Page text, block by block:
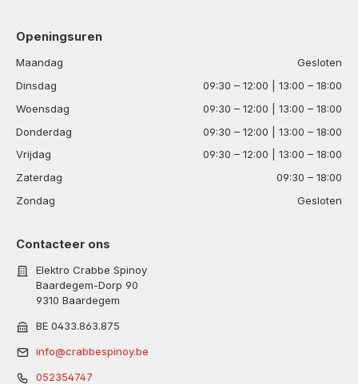
Openingsuren
Maandag
Gesloten
Dinsdag
09:30 – 12:00 | 13:00 – 18:00
Woensdag
09:30 – 12:00 | 13:00 – 18:00
Donderdag
09:30 – 12:00 | 13:00 – 18:00
Vrijdag
09:30 – 12:00 | 13:00 – 18:00
Zaterdag
09:30 – 18:00
Zondag
Gesloten
Contacteer ons
Elektro Crabbe Spinoy
Baardegem-Dorp 90
9310 Baardegem
BE 0433.863.875
info@crabbespinoy.be
052354747